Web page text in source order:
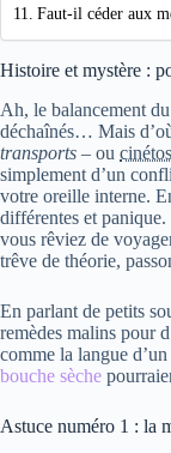
Faut-il céder aux
Histoire et mystère :
Ah, le balancement
déchaînés… Mais
transports – ou
simplement d’un
votre oreille interne.
différentes et
vous rêviez de
trêve de théorie,
En parlant de petits
remèdes malins pour
comme la langue
bouche sèche
Astuce numéro 1 : la